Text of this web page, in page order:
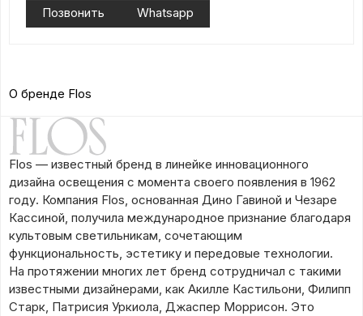
Позвонить
Whatsapp
О бренде Flos
Flos — известный бренд в линейке инновационного
дизайна освещения с момента своего появления в 1962
году. Компания Flos, основанная Дино Гавиной и Чезаре
Кассиной, получила международное признание благодаря
культовым светильникам, сочетающим
функциональность, эстетику и передовые технологии.
На протяжении многих лет бренд сотрудничал с такими
известными дизайнерами, как Акилле Кастильони, Филипп
Старк, Патрисия Уркиола, Джаспер Моррисон. Это